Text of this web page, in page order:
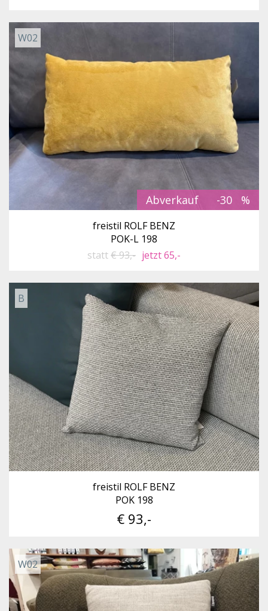
Abverkauf -30
W02
freistil ROLF BENZ
POK-L 198
statt€ 93,- jetzt 65,-
B
freistil ROLF BENZ
POK 198
€ 93,-
W02